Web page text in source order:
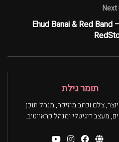
Next
Ehud Banai & Red Band
תומר גילת
צלם וכתב מוזיקה, מנהל תוכן
מעצב דיגיטלי ומנהל קראייטיב.